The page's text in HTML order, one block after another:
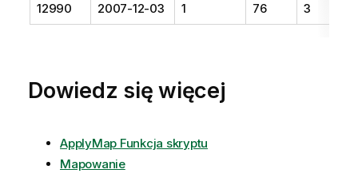
12990 2007-12-03 1 76 3
Dowiedz się więcej
ApplyMap Funkcja skryptu
Mapowanie